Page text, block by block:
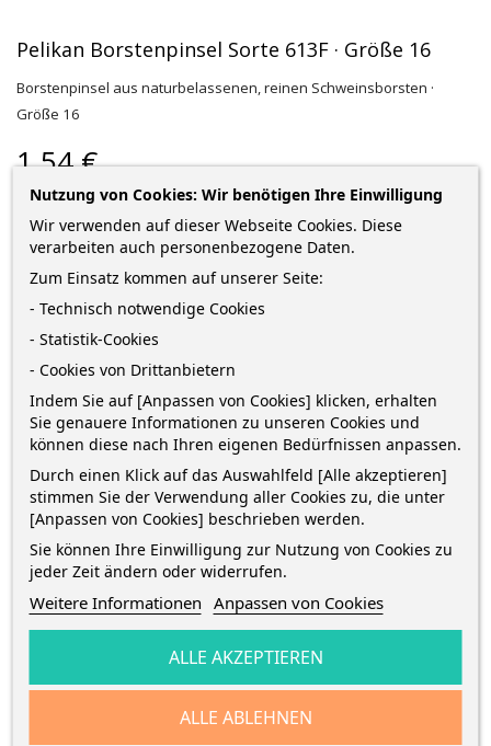
Pelikan Borstenpinsel Sorte 613F · Größe 16
Borstenpinsel aus naturbelassenen, reinen Schweinsborsten ·
Größe 16
1,54 €
inkl. MwSt. zzgl. Versandkosten *Lieferung in 2-5 Werktagen*
Menge
IN DEN WARENKORB
 Auf Lager
1 Stunden und 43 Minuten
erhalte die Bestellung zwischenmorgen und Donnerstag
13 August mit DHL
BESCHREIBUNG
Nutzung von Cookies: Wir benötigen Ihre Einwilligung
Wir verwenden auf dieser Webseite Cookies. Diese
verarbeiten auch personenbezogene Daten.
Zum Einsatz kommen auf unserer Seite:
- Technisch notwendige Cookies
- Statistik-Cookies
- Cookies von Drittanbietern
Indem Sie auf [Anpassen von Cookies] klicken, erhalten
Sie genauere Informationen zu unseren Cookies und
können diese nach Ihren eigenen Bedürfnissen anpassen.
Durch einen Klick auf das Auswahlfeld [Alle akzeptieren]
stimmen Sie der Verwendung aller Cookies zu, die unter
[Anpassen von Cookies] beschrieben werden.
Sie können Ihre Einwilligung zur Nutzung von Cookies zu
jeder Zeit ändern oder widerrufen.
Weitere Informationen Anpassen von Cookies
ALLE ABLEHNEN
ALLE AKZEPTIEREN